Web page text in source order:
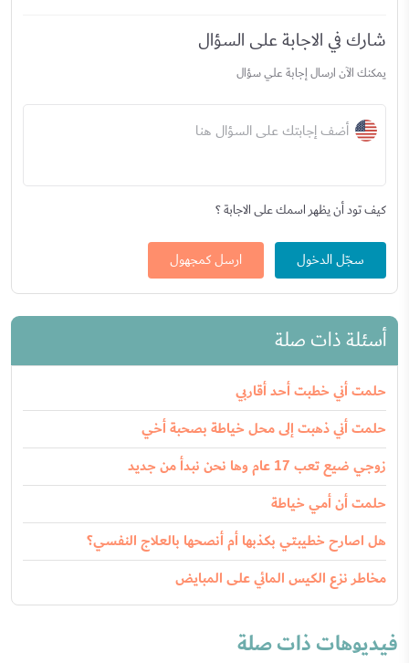
شارك في الاجابة على السؤال
يمكنك الآن ارسال إجابة علي سؤال
أضف إجابتك على السؤال هنا
كيف تود أن يظهر اسمك على الاجابة ؟
سجّل الدخول ارسل كمجهول
أسئلة ذات صلة
حلمت أني خطبت أحد أقاربي
حلمت أني ذهبت إلى محل خياطة بصحبة أخي
زوجي ضيع تعب 17 عام وها نحن نبدأ من جديد
حلمت أن أمي خياطة
هل اصارح خطيبتي بكذبها أم أنصحها بالعلاج النفسي؟
مخاطر نزع الكيس المائي على المبايض
فيديوهات ذات صلة